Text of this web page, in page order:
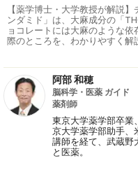
【薬学博士・大学教授が解説
ンダミド」は、大麻成分の「
ョコレートには大麻のような
際のところを、わかりやすく解
阿部 和穂
脳科学・医薬 ガイド
薬剤師
東京大学薬学部卒業
京大学薬学部助手、
講師を経て、武蔵野
と医薬。